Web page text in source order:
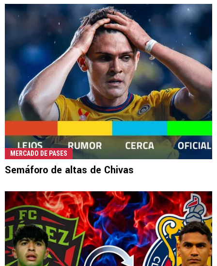
MERCADO DE PASES
Semáforo de altas de Chivas